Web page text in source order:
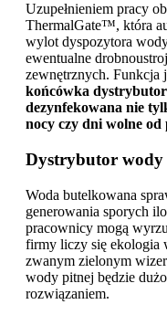
Uzupełnieniem pracy
ThermalGate™, która
wylot dyspozytora
ewentualne
zewnętrznych. Funkcja
końcówka
dezynfekowana nie
nocy czy dni wolne od
Dystrybutor wody
Woda butelkowana
generowania sporych
pracownicy mogą
firmy liczy się ekologia
zwanym zielonym
wody pitnej będzie
rozwiązaniem.